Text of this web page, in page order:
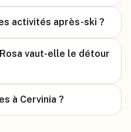
activités après-ski ?
vaut-elle le détour
à Cervinia ?